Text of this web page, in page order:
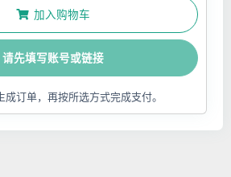
加入购物车
请先填写账号或链接
成订单，再按所选方式完成支付。